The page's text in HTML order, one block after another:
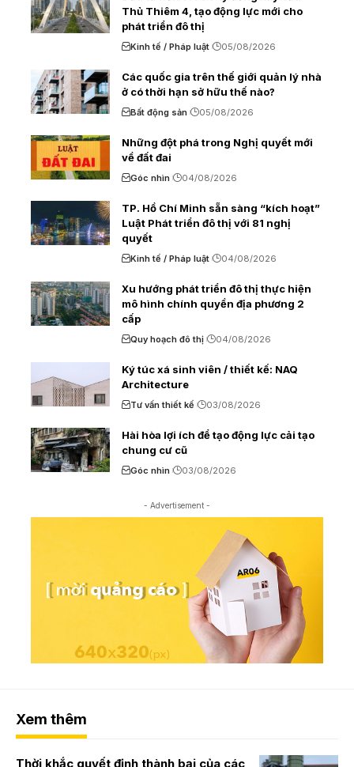
Thủ Thiêm 4, tạo động lực mới cho
phát triển đô thị
Kinh tế / Pháp luật 05/08/2026
Các quốc gia trên thế giới quản lý nhà
ở có thời hạn sở hữu thế nào?
Bất động sản 05/08/2026
Những đột phá trong Nghị quyết mới
về đất đai
Góc nhìn 04/08/2026
TP. Hồ Chí Minh sẵn sàng “kích hoạt”
Luật Phát triển đô thị với 81 nghị
quyết
Kinh tế / Pháp luật 04/08/2026
Xu hướng phát triển đô thị thực hiện
mô hình chính quyền địa phương 2
cấp
Quy hoạch đô thị 04/08/2026
Ký túc xá sinh viên / thiết kế: NAQ
Architecture
Tư vấn thiết kế 03/08/2026
Hài hòa lợi ích để tạo động lực cải tạo
chung cư cũ
Góc nhìn 03/08/2026
- Advertisement -
Xem thêm
Thời khắc quyết định thành bại của các